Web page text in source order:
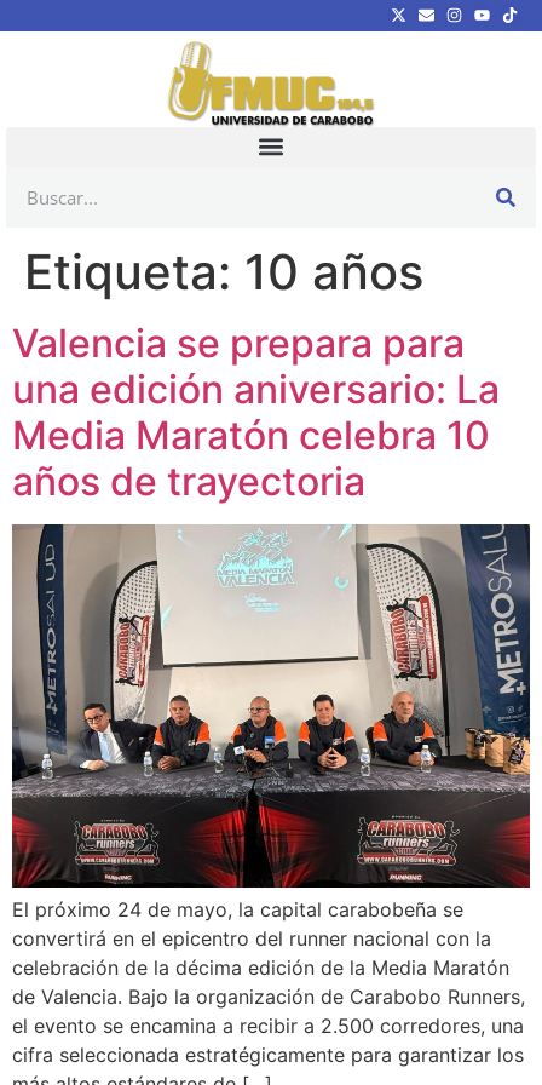
Etiqueta: 10 años
Valencia se prepara para
una edición aniversario: La
Media Maratón celebra 10
años de trayectoria
El próximo 24 de mayo, la capital carabobeña se
convertirá en el epicentro del runner nacional con la
celebración de la décima edición de la Media Maratón
de Valencia. Bajo la organización de Carabobo Runners,
el evento se encamina a recibir a 2.500 corredores, una
cifra seleccionada estratégicamente para garantizar los